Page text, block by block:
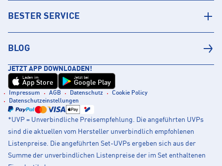
BESTER SERVICE
BLOG
JETZT APP DOWNLOADEN!
Laden im
App Store
Jetzt bei
Google Play
Impressum AGB Datenschutz
Cookie Policy
Datenschutzeinstellungen
*UVP = Unverbindliche Preisempfehlung. Die angeführten UVPs
sind die aktuellen vom Hersteller unverbindlich empfohlenen
Listenpreise. Die angeführten Set-UVPs ergeben sich aus der
Summe der unverbindlichen Listenpreise der im Set enthaltenen